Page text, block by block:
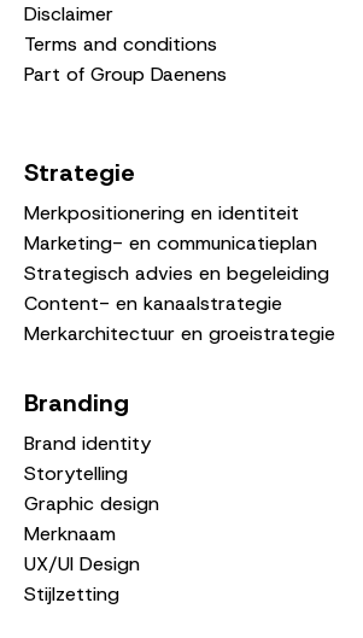
Disclaimer
Terms and conditions
Part of Group Daenens
Strategie
Merkpositionering en identiteit
Marketing- en communicatieplan
Strategisch advies en begeleiding
Content- en kanaalstrategie
Merkarchitectuur en groeistrategie
Branding
Brand identity
Storytelling
Graphic design
Merknaam
UX/UI Design
Stijlzetting